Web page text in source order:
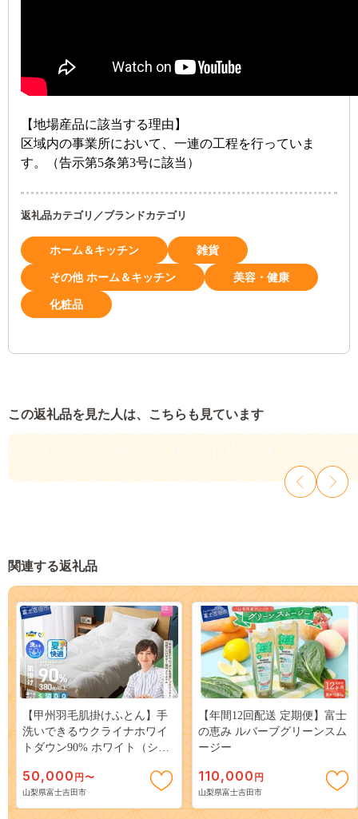
【地場産品に該当する理由】
区域内の事業所において、一連の工程を行っていま
す。（告示第5条第3号に該当）
返礼品カテゴリ／ブランドカテゴリ
ホーム＆キッチン 雑貨
その他 ホーム＆キッチン 美容・健康
化粧品
この返礼品を見た人は、こちらも見ています
関連する返礼品
【甲州羽毛肌掛けふとん】手
洗いできるウクライナホワイ
トダウン90% ホワイト（シン
付 掛けふとん 甲州羽毛 肌掛
け 羽毛布団 シングル～クイー
ン ふとん 寝具 山梨 富士吉田
50,000 円〜
山梨県富士吉田市
【年間12回配送 定期便】富士
の恵み ルバーブグリーンスム
ージー
110,000 円
山梨県富士吉田市